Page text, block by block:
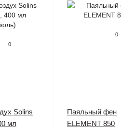
0
Solins
мл
0
Паяльный фен
ELEMENT 850